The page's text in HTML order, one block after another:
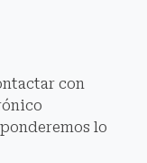
con
lo